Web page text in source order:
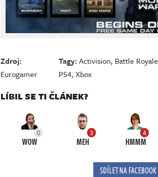
Zdroj:
Eurogamer
Tagy: Activision, Battle Royale
PS4,Xbox
LÍBIL SE TI ČLÁNEK?
0
WOW
3
MEH
4
HMMM
SDÍLET NA FACEBOOK